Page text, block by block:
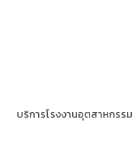
บริการโรงงานอุตสาหกรรม